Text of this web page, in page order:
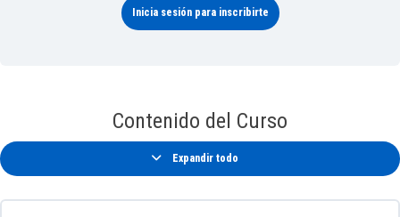
Inicia sesión para inscribirte
Contenido del Curso
Expandir todo